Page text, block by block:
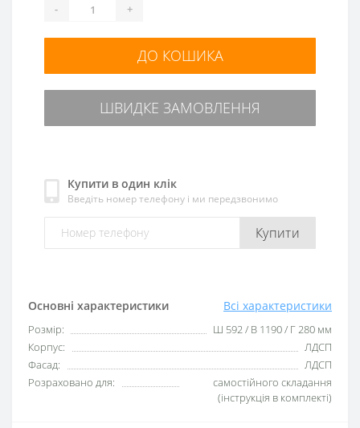
Основні характеристики Всі характеристики
Розмір:
Ш 592 / В 1190 / Г 280 мм
Корпус:
ЛДСП
Фасад:
ЛДСП
Розраховано для:
самостійного складання
(інструкція в комплекті)
- +
ДО КОШИКА
ШВИДКЕ ЗАМОВЛЕННЯ
Купити в один клік
Введіть номер телефону і ми передзвонимо
Купити